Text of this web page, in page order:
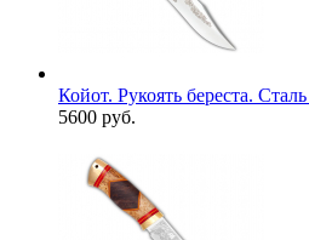
Койот. Рукоять береста.
5600 руб.